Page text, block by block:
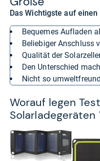
Das Wichtigste auf einen
bequemes Aufladen
beliebiger Anschluss
Qualität der
den Unterschied
nicht so
Worauf legen
Solarladegeräten